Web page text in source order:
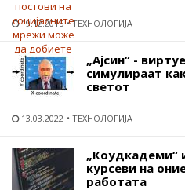
19.12.2015 ТЕХНОЛОГИЈА
„Ајсин“ -
симулираат
светот
13.03.2022 ТЕХНОЛОГИЈА
„Коудкадеми“
курсеви на
работата